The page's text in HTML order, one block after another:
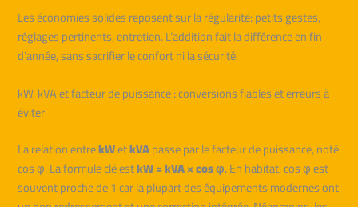
Les économies solides reposent sur la régularité: petits gestes,
réglages pertinents, entretien. L’addition fait la différence en fin
d’année, sans sacrifier le confort ni la sécurité.
kW, kVA et facteur de puissance : conversions fiables et erreurs à
éviter
La relation entrekWetkVApasse par le facteur de puissance, noté
cos φ. La formule clé estkW = kVA × cos φ. En habitat, cos φ est
souvent proche de 1 car la plupart des équipements modernes ont